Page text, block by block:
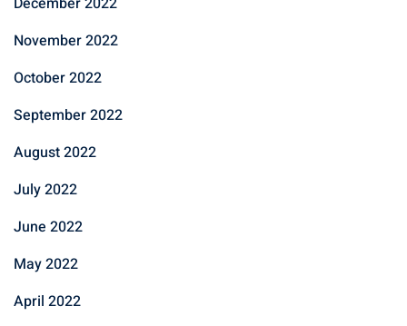
November 2022
October 2022
September 2022
August 2022
July 2022
June 2022
May 2022
April 2022